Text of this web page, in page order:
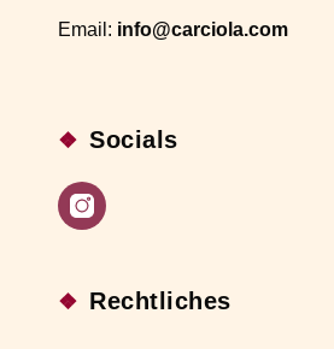
Email: info@carciola.com
Socials
Instagram
Rechtliches